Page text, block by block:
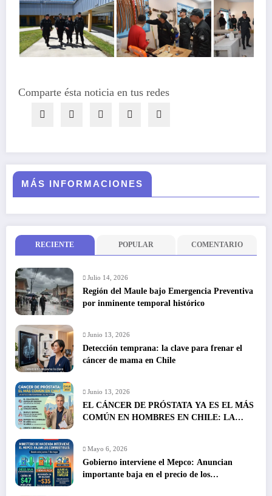
Comparte ésta noticia en tus redes
MÁS INFORMACIONES
RECIENTE POPULAR COMENTARIO
Julio 14, 2026
Región del Maule bajo Emergencia Preventiva
por inminente temporal histórico
Junio 13, 2026
Detección temprana: la clave para frenar el
cáncer de mama en Chile
Junio 13, 2026
EL CÁNCER DE PRÓSTATA YA ES EL MÁS
COMÚN EN HOMBRES EN CHILE: LA
Mayo 6, 2026
Gobierno interviene el Mepco: Anuncian
importante baja en el precio de los